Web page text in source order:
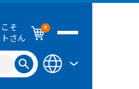
そ
さん
0